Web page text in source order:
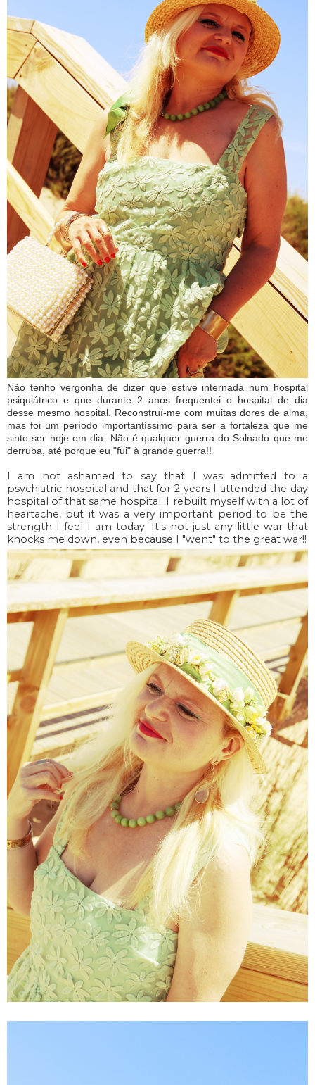
Não tenho vergonha de dizer que estive internada num hospital
psiquiátrico e que durante 2 anos frequentei o hospital de dia
desse mesmo hospital. Reconstruí-me com muitas dores de alma,
mas foi um período importantíssimo para ser a fortaleza que me
sinto ser hoje em dia. Não é qualquer guerra do Solnado que me
derruba, até porque eu "fui" à grande guerra!!
I am not ashamed to say that I was admitted to a
psychiatric hospital and that for 2 years I attended the day
hospital of that same hospital. I rebuilt myself with a lot of
heartache, but it was a very important period to be the
strength I feel I am today. It's not just any little war that
knocks me down, even because I "went" to the great war!!